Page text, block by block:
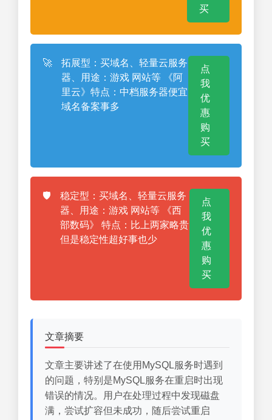
买
🚀
拓展型：买域名、轻量云服务
器、用途：游戏 网站等 《阿
里云》特点：中档服务器便宜
域名备案事多
点
我
优
惠
购
买
🛡️
稳定型：买域名、轻量云服务
器、用途：游戏 网站等 《西
部数码》 特点：比上两家略贵
但是稳定性超好事也少
点
我
优
惠
购
买
文章摘要
文章主要讲述了在使用MySQL服务时遇到
的问题，特别是MySQL服务在重启时出现
错误的情况。用户在处理过程中发现磁盘
满，尝试扩容但未成功，随后尝试重启